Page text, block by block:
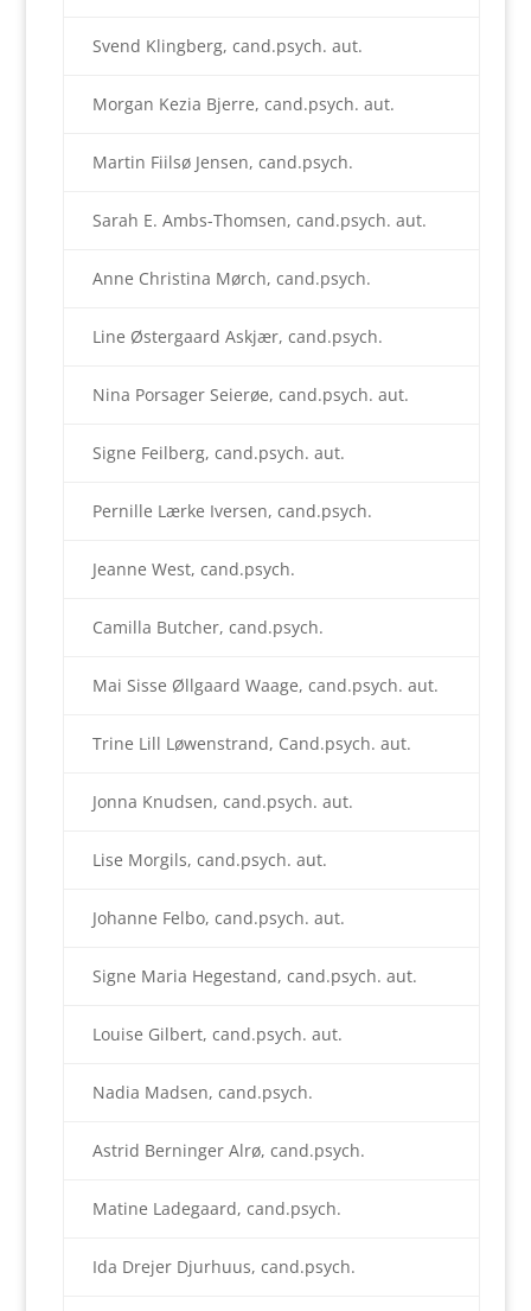
Svend Klingberg, cand.psych. aut.
Morgan Kezia Bjerre, cand.psych. aut.
Martin Fiilsø Jensen, cand.psych.
Sarah E. Ambs-Thomsen, cand.psych. aut.
Anne Christina Mørch, cand.psych.
Line Østergaard Askjær, cand.psych.
Nina Porsager Seierøe, cand.psych. aut.
Signe Feilberg, cand.psych. aut.
Pernille Lærke Iversen, cand.psych.
Jeanne West, cand.psych.
Camilla Butcher, cand.psych.
Mai Sisse Øllgaard Waage, cand.psych. aut.
Trine Lill Løwenstrand, Cand.psych. aut.
Jonna Knudsen, cand.psych. aut.
Lise Morgils, cand.psych. aut.
Johanne Felbo, cand.psych. aut.
Signe Maria Hegestand, cand.psych. aut.
Louise Gilbert, cand.psych. aut.
Nadia Madsen, cand.psych.
Astrid Berninger Alrø, cand.psych.
Matine Ladegaard, cand.psych.
Ida Drejer Djurhuus, cand.psych.